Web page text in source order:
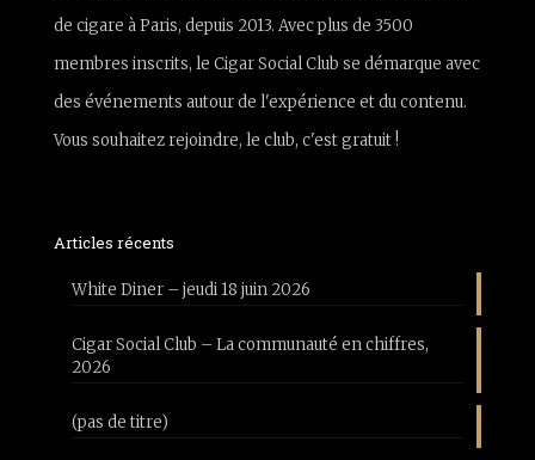
de cigare à Paris, depuis 2013. Avec plus de 3500
membres inscrits, le Cigar Social Club se démarque avec
des événements autour de l'expérience et du contenu.
Vous souhaitez rejoindre, le club, c'est gratuit !
Articles récents
White Diner – jeudi 18 juin 2026
Cigar Social Club – La communauté en chiffres,
2026
(pas de titre)